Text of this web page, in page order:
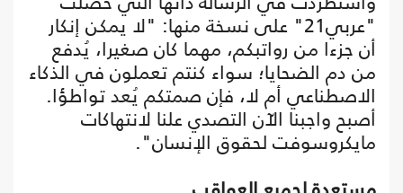
"عربي21" على نسخة منها: "لا يمكن إنكار
أن جزءا من رواتبكم، مهما كان صغيرا، يُدفع
من دم الضحايا؛ سواء كنتم تعملون في الذكاء
الاصطناعي أم لا، فإن صمتكم يُعد تواطؤا.
أصبح واجبنا الآن التصدي علنا لانتهاكات
مايكروسوفت لحقوق الإنسان".